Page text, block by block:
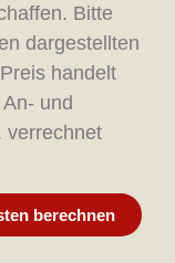
Bitte
dargestellten
handelt
und
verrechnet
berechnen